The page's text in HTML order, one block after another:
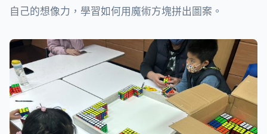
自己的想像力，學習如何用魔術方塊拼出圖案。